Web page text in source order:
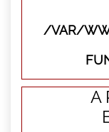
/VAR/
A